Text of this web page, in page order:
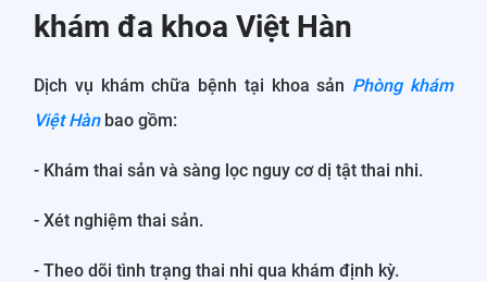
khám đa khoa Việt Hàn
Dịch vụ khám chữa bệnh tại khoa sản Phòng khám
Việt Hànbao gồm:
- Khám thai sản và sàng lọc nguy cơ dị tật thai nhi.
- Xét nghiệm thai sản.
- Theo dõi tình trạng thai nhi qua khám định kỳ.